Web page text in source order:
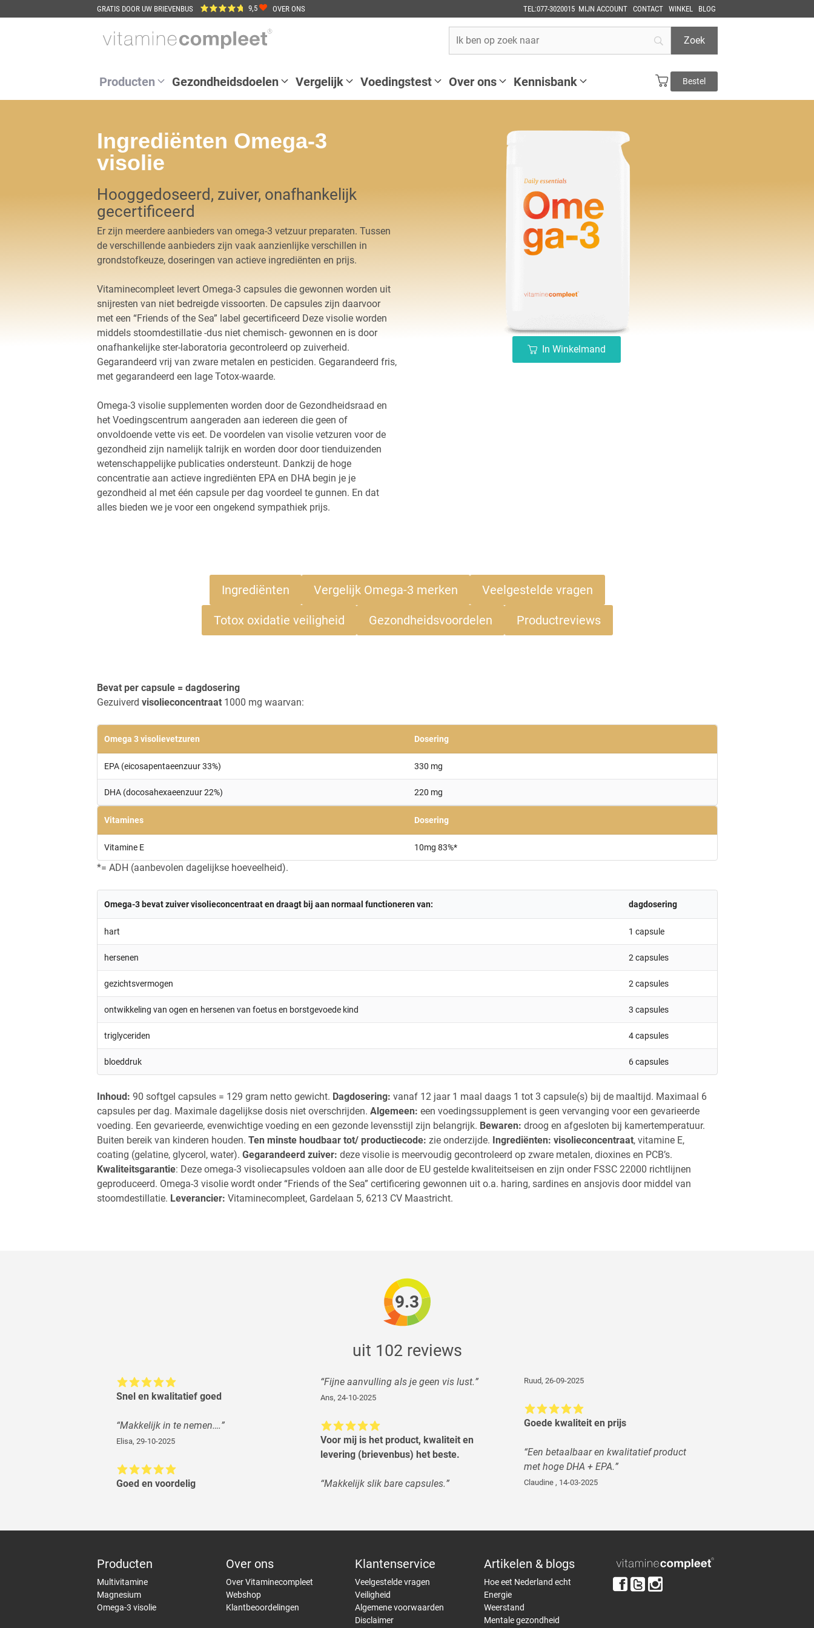
naar
TEL:077-3020015 MIJN ACCOUNT CONTACT WINKEL BLOG
GRATIS DOOR UW BRIEVENBUS 9,5 OVER ONS
Producten Gezondheidsdoelen Vergelijk Voedingstest Over ons Kennisbank Bestel
Ingrediënten Omega-3
visolie
Hooggedoseerd, zuiver, onafhankelijk
gecertificeerd
Er zijn meerdere aanbieders van omega-3 vetzuur preparaten. Tussen
de verschillende aanbieders zijn vaak aanzienlijke verschillen in
grondstofkeuze, doseringen van actieve ingrediënten en prijs.
Vitaminecompleet levert Omega-3 capsules die gewonnen worden uit
snijresten van niet bedreigde vissoorten. De capsules zijn daarvoor
met een “Friends of the Sea” label gecertificeerd Deze visolie worden
middels stoomdestillatie -dus niet chemisch- gewonnen en is door
onafhankelijke ster-laboratoria gecontroleerd op zuiverheid.
Gegarandeerd vrij van zware metalen en pesticiden. Gegarandeerd fris,
met gegarandeerd een lage Totox-waarde.
Omega-3 visolie supplementen worden door de Gezondheidsraad en
het Voedingscentrum aangeraden aan iedereen die geen of
onvoldoende vette vis eet. De voordelen van visolie vetzuren voor de
gezondheid zijn namelijk talrijk en worden door door tienduizenden
wetenschappelijke publicaties ondersteunt. Dankzij de hoge
concentratie aan actieve ingrediënten EPA en DHA begin je je
gezondheid al met één capsule per dag voordeel te gunnen. En dat
alles bieden we je voor een ongekend sympathiek prijs.
In Winkelmand
Ingrediënten Vergelijk Omega-3 merken Veelgestelde vragen
Totox oxidatie veiligheid Gezondheidsvoordelen Productreviews
Bevat per capsule = dagdosering
Gezuiverd visolieconcentraat1000 mg waarvan:
Omega 3 visolievetzuren Dosering
EPA (eicosapentaeenzuur 33%) 330 mg
DHA (docosahexaeenzuur 22%) 220 mg
Vitamines Dosering
Vitamine E 10mg 83%*
*= ADH (aanbevolen dagelijkse hoeveelheid).
Omega-3 bevat zuiver visolieconcentraat en draagt bij aan normaal functioneren van: dagdosering
hart 1 capsule
hersenen 2 capsules
gezichtsvermogen 2 capsules
ontwikkeling van ogen en hersenen van foetus en borstgevoede kind 3 capsules
triglyceriden 4 capsules
bloeddruk 6 capsules
Inhoud: 90 softgel capsules = 129 gram netto gewicht. Dagdosering: vanaf 12 jaar 1 maal daags 1 tot 3 capsule(s) bij de maaltijd. Maximaal 6
capsules per dag. Maximale dagelijkse dosis niet overschrijden. Algemeen: een voedingssupplement is geen vervanging voor een gevarieerde
voeding. Een gevarieerde, evenwichtige voeding en een gezonde levensstijl zijn belangrijk. Bewaren: droog en afgesloten bij kamertemperatuur.
Buiten bereik van kinderen houden. Ten minste houdbaar tot/ productiecode: zie onderzijde. Ingrediënten: visolieconcentraat, vitamine E,
coating (gelatine, glycerol, water). Gegarandeerd zuiver: deze visolie is meervoudig gecontroleerd op zware metalen, dioxines en PCB’s.
Kwaliteitsgarantie: Deze omega-3 visoliecapsules voldoen aan alle door de EU gestelde kwaliteitseisen en zijn onder FSSC 22000 richtlijnen
geproduceerd. Omega-3 visolie wordt onder “Friends of the Sea” certificering gewonnen uit o.a. haring, sardines en ansjovis door middel van
stoomdestillatie. Leverancier: Vitaminecompleet, Gardelaan 5, 6213 CV Maastricht.
9.3
uit 102 reviews
Snel en kwalitatief goed
“Makkelijk in te nemen….”
Elisa, 29-10-2025
Goed en voordelig
“Fijne aanvulling als je geen vis lust.”
Ans, 24-10-2025
Voor mij is het product, kwaliteit en
levering (brievenbus) het beste.
“Makkelijk slik bare capsules.”
Ruud,26-09-2025
Goede kwaliteit en prijs
“Een betaalbaar en kwalitatief product
met hoge DHA + EPA.”
Claudine, 14-03-2025
Producten
Multivitamine
Magnesium
Omega-3 visolie
Over ons
Over Vitaminecompleet
Webshop
Klantbeoordelingen
Klantenservice
Veelgestelde vragen
Veiligheid
Algemene voorwaarden
Disclaimer
Artikelen & blogs
Hoe eet Nederland echt
Energie
Weerstand
Mentale gezondheid